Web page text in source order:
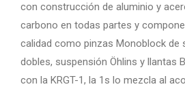
con construcción de aluminio y
carbono en todas partes y
calidad como pinzas Monoblock de
dobles, suspensión Öhlins y llantas
con la KRGT-1, la 1s lo mezcla al